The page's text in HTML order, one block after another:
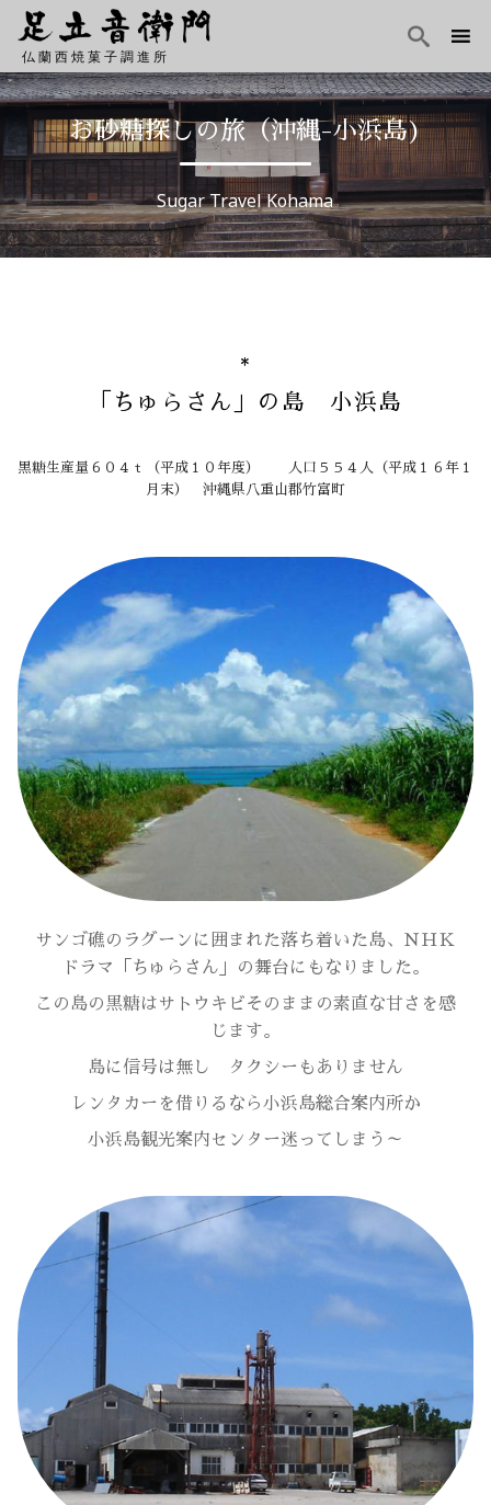
仏蘭西焼菓子調進所

Skip
to
content
お砂糖探しの旅（沖縄-小浜島)
Sugar Travel Kohama
「ちゅらさん」の島 小浜島
黒糖生産量６０４ｔ（平成１０年度） 人口５５４人（平成１６年１
月末） 沖縄県八重山郡竹富町
サンゴ礁のラグーンに囲まれた落ち着いた島、ＮＨＫ
ドラマ「ちゅらさん」の舞台にもなりました。
この島の黒糖はサトウキビそのままの素直な甘さを感
じます。
島に信号は無し タクシーもありません
レンタカーを借りるなら小浜島総合案内所か
小浜島観光案内センター迷ってしまう～